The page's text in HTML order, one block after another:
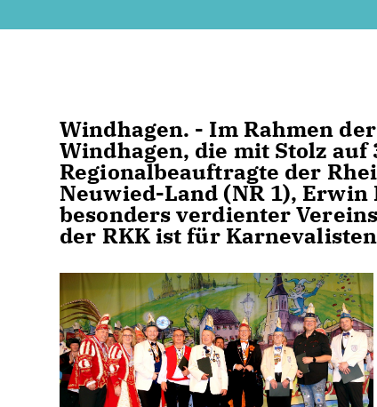
Windhagen. - Im Rahmen
Windhagen, die mit Stolz
Regionalbeauftragte der
Neuwied-Land (NR 1),
besonders verdienter
der RKK ist für